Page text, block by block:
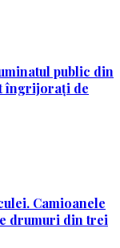
public din
îngrijorați de
Camioanele
drumuri din trei